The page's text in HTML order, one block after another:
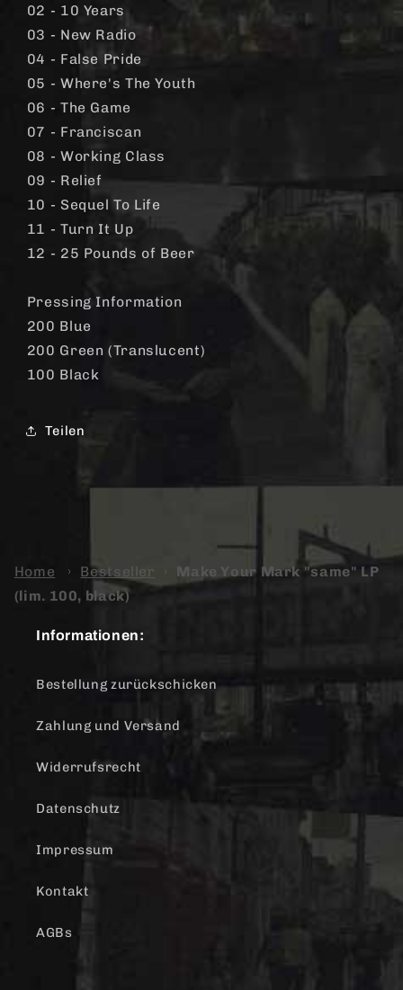
02 - 10 Years
03 - New Radio
04 - False Pride
05 - Where's The Youth
06 - The Game
07 - Franciscan
08 - Working Class
09 - Relief
10 - Sequel To Life
11 - Turn It Up
12 - 25 Pounds of Beer
Pressing Information
200 Blue
200 Green (Translucent)
100 Black
Teilen
Home › Bestseller ›
Make Your Mark "same" LP
(lim. 100, black)
Informationen:
Bestellung zurückschicken
Zahlung und Versand
Widerrufsrecht
Datenschutz
Impressum
Kontakt
AGBs